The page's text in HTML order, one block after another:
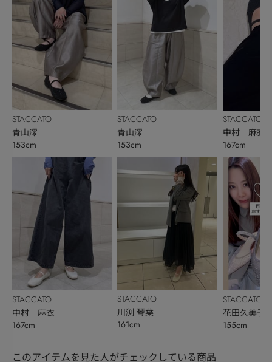
STACCATO
青山澪
153cm
STACCATO
中村 麻衣
167cm
STACCATO
青山澪
153cm
STACCATO
川渕 琴葉
161cm
STACCATO
中村 麻衣
167cm
STACCATO
花田久美子
155cm
このアイテムを見た人がチェックしている商品